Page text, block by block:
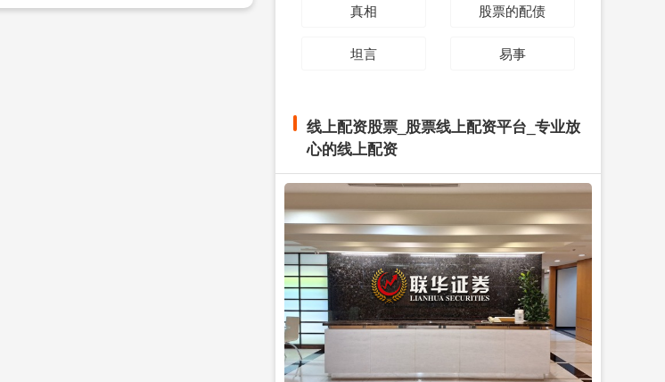
真相 股票的配债
坦言 易事
线上配资股票_股票线上配资平台_专业放
心的线上配资